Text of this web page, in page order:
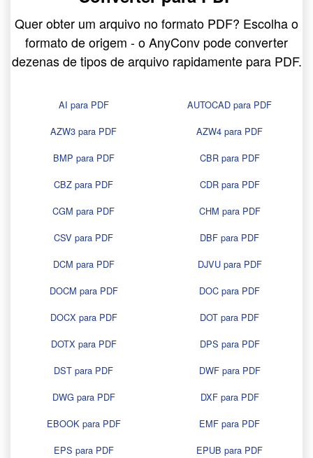
Quer obter um arquivo no formato PDF? Escolha o
formato de origem - o AnyConv pode converter
dezenas de tipos de arquivo rapidamente para PDF.
AI para PDF
AUTOCAD para PDF
AZW3 para PDF
AZW4 para PDF
BMP para PDF
CBR para PDF
CBZ para PDF
CDR para PDF
CGM para PDF
CHM para PDF
CSV para PDF
DBF para PDF
DCM para PDF
DJVU para PDF
DOCM para PDF
DOC para PDF
DOCX para PDF
DOT para PDF
DOTX para PDF
DPS para PDF
DST para PDF
DWF para PDF
DWG para PDF
DXF para PDF
EBOOK para PDF
EMF para PDF
EPS para PDF
EPUB para PDF